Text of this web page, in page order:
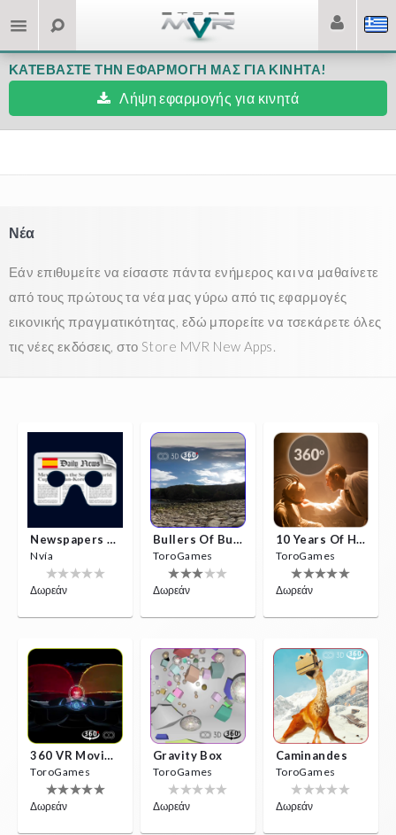
ΚΑΤΕΒΆΣΤΕ ΤΗΝ ΕΦΑΡΜΟΓΉ ΜΑΣ ΓΙΑ ΚΙΝΗΤΆ!
Λήψη εφαρμογής για κινητά
Νέα
Εάν επιθυμείτε να είσαστε πάντα ενήμερος και να μαθαίνετε
από τους πρώτους τα νέα μας γύρω από τις εφαρμογές
εικονικής πραγματικότητας, εδώ μπορείτε να τσεκάρετε όλες
τις νέες εκδόσεις, στο Store MVR New Apps.
Newspapers Spain VR
Nvía
Δωρεάν
Bullers Of Buchan Aberdeen
ToroGames
Δωρεάν
10 Years Of Horror Nights
ToroGames
Δωρεάν
360 VR Movie Experience
ToroGames
Δωρεάν
Gravity Box
ToroGames
Δωρεάν
Caminandes
ToroGames
Δωρεάν